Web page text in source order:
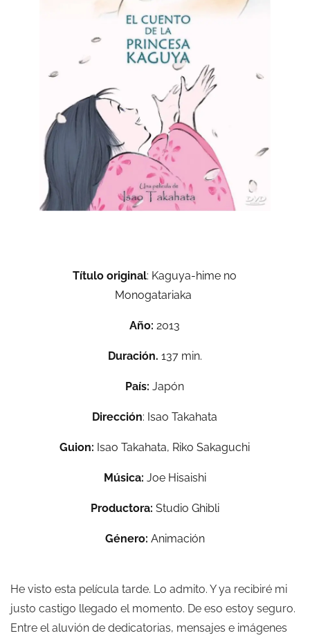
Título original: Kaguya-hime no
Monogatariaka
Año: 2013
Duración. 137 min.
País: Japón
Dirección: Isao Takahata
Guion: Isao Takahata, Riko Sakaguchi
Música: Joe Hisaishi
Productora: Studio Ghibli
Género: Animación
He visto esta película tarde. Lo admito. Y ya recibiré mi
justo castigo llegado el momento. De eso estoy seguro.
Entre el aluvión de dedicatorias, mensajes e imágenes